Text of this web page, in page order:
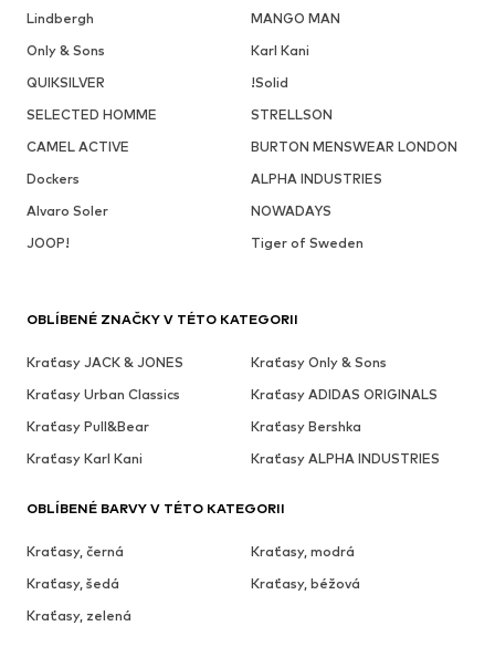
Lindbergh
MANGO MAN
Only & Sons
Karl Kani
QUIKSILVER
!Solid
SELECTED HOMME
STRELLSON
CAMEL ACTIVE
BURTON MENSWEAR LONDON
Dockers
ALPHA INDUSTRIES
Alvaro Soler
NOWADAYS
JOOP!
Tiger of Sweden
OBLÍBENÉ ZNAČKY V TÉTO KATEGORII
Kraťasy JACK & JONES
Kraťasy Only & Sons
Kraťasy Urban Classics
Kraťasy ADIDAS ORIGINALS
Kraťasy Pull&Bear
Kraťasy Bershka
Kraťasy Karl Kani
Kraťasy ALPHA INDUSTRIES
OBLÍBENÉ BARVY V TÉTO KATEGORII
Kraťasy, černá
Kraťasy, modrá
Kraťasy, šedá
Kraťasy, béžová
Kraťasy, zelená